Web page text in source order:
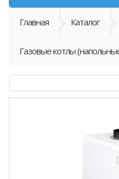
Главная Каталог
Газовые котлы